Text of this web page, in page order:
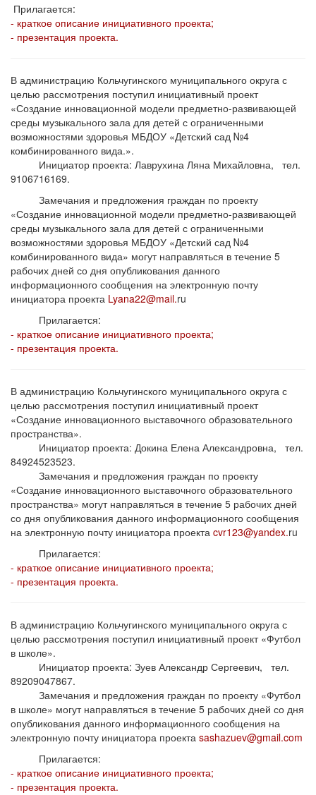
Прилагается:
- краткое описание инициативного проекта;
- презентация проекта.
В администрацию Кольчугинского муниципального округа с
целью рассмотрения поступил инициативный проект
«Создание инновационной модели предметно-развивающей
среды музыкального зала для детей с ограниченными
возможностями здоровья МБДОУ «Детский сад №4
комбинированного вида.».
Инициатор проекта: Лаврухина Ляна Михайловна, тел.
9106716169.
Замечания и предложения граждан по проекту
«Создание инновационной модели предметно-развивающей
среды музыкального зала для детей с ограниченными
возможностями здоровья МБДОУ «Детский сад №4
комбинированного вида» могут направляться в течение 5
рабочих дней со дня опубликования данного
информационного сообщения на электронную почту
инициатора проекта Lyana22@mail.ru
Прилагается:
- краткое описание инициативного проекта;
- презентация проекта.
В администрацию Кольчугинского муниципального округа с
целью рассмотрения поступил инициативный проект
«Создание инновационного выставочного образовательного
пространства».
Инициатор проекта: Докина Елена Александровна, тел.
84924523523.
Замечания и предложения граждан по проекту
«Создание инновационного выставочного образовательного
пространства» могут направляться в течение 5 рабочих дней
со дня опубликования данного информационного сообщения
на электронную почту инициатора проекта cvr123@yandex.ru
Прилагается:
- краткое описание инициативного проекта;
- презентация проекта.
В администрацию Кольчугинского муниципального округа с
целью рассмотрения поступил инициативный проект «Футбол
в школе».
Инициатор проекта: Зуев Александр Сергеевич, тел.
89209047867.
Замечания и предложения граждан по проекту «Футбол
в школе» могут направляться в течение 5 рабочих дней со дня
опубликования данного информационного сообщения на
электронную почту инициатора проекта sashazuev@gmail.com
Прилагается:
- краткое описание инициативного проекта;
- презентация проекта.